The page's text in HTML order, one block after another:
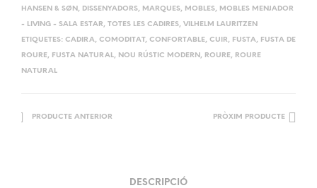
HANSEN & SØN , DISSENYADORS, MARQUES, MOBLES, MOBLES MENJADOR
- LIVING - SALA ESTAR, TOTES LES CADIRES, VILHELM LAURITZEN
ETIQUETES: CADIRA, COMODITAT, CONFORTABLE, CUIR, FUSTA, FUSTA DE
ROURE, FUSTA NATURAL, NOU RÚSTIC MODERN , ROURE, ROURE
NATURAL
PRODUCTE ANTERIOR PRÒXIM PRODUCTE
DESCRIPCIÓ